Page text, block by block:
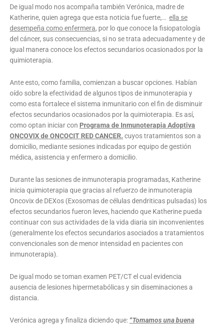
De igual modo nos acompaña también Verónica, madre de
Katherine, quien agrega que esta noticia fue fuerte,… ella se
desempeña como enfermera, por lo que conoce la fisiopatología
del cáncer, sus consecuencias, si no se trata adecuadamente y de
igual manera conoce los efectos secundarios ocasionados por la
quimioterapia.
Ante esto, como familia, comienzan a buscar opciones. Habían
oído sobre la efectividad de algunos tipos de inmunoterapia y
como esta fortalece el sistema inmunitario con el fin de disminuir
efectos secundarios ocasionados por la quimioterapia. Es así,
como optan iniciar con Programa de Inmunoterapia Adoptiva
ONCOVIX de ONCOCIT RED CANCER. cuyos tratamientos son a
domicilio, mediante sesiones indicadas por equipo de gestión
médica, asistencia y enfermero a domicilio.
Durante las sesiones de inmunoterapia programadas, Katherine
inicia quimioterapia que gracias al refuerzo de inmunoterapia
Oncovix de DEXos (Exosomas de células dendriticas pulsadas) los
efectos secundarios fueron leves, haciendo que Katherine pueda
continuar con sus actividades de la vida diaria sin inconvenientes
(generalmente los efectos secundarios asociados a tratamientos
convencionales son de menor intensidad en pacientes con
inmunoterapia).
De igual modo se toman examen PET/CT el cual evidencia
ausencia de lesiones hipermetabólicas y sin diseminaciones a
distancia.
Verónica agrega y finaliza diciendo que: “Tomamos una buena